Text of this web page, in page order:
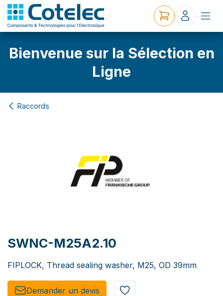
Bienvenue sur la Sélection en
Ligne
Raccords
SWNC-M25A2.10
FIPLOCK, Thread sealing washer, M25, OD 39mm
Demander un de​​vis​​